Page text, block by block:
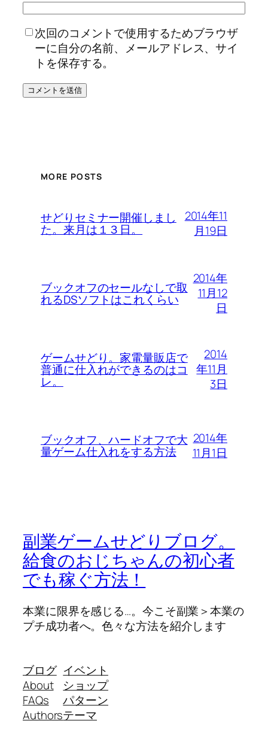
次回のコメントで使用するためブラウザ
ーに自分の名前、メールアドレス、サイ
トを保存する。
MORE POSTS
せどりセミナー開催しまし
た。来月は１３日。
2014年11
月19日
ブックオフのセールなしで取
れるDSソフトはこれくらい
2014年
11月12
日
ゲームせどり。家電量販店で
普通に仕入れができるのはコ
レ。
2014
年11月
3日
ブックオフ、ハードオフで大
量ゲーム仕入れをする方法
2014年
11月1日
副業ゲームせどりブログ。
給食のおじちゃんの初心者
でも稼ぐ方法！
本業に限界を感じる…。今こそ副業＞本業の
プチ成功者へ。色々な方法を紹介します
ブログ
About
FAQs
Authors
イベント
ショップ
パターン
テーマ